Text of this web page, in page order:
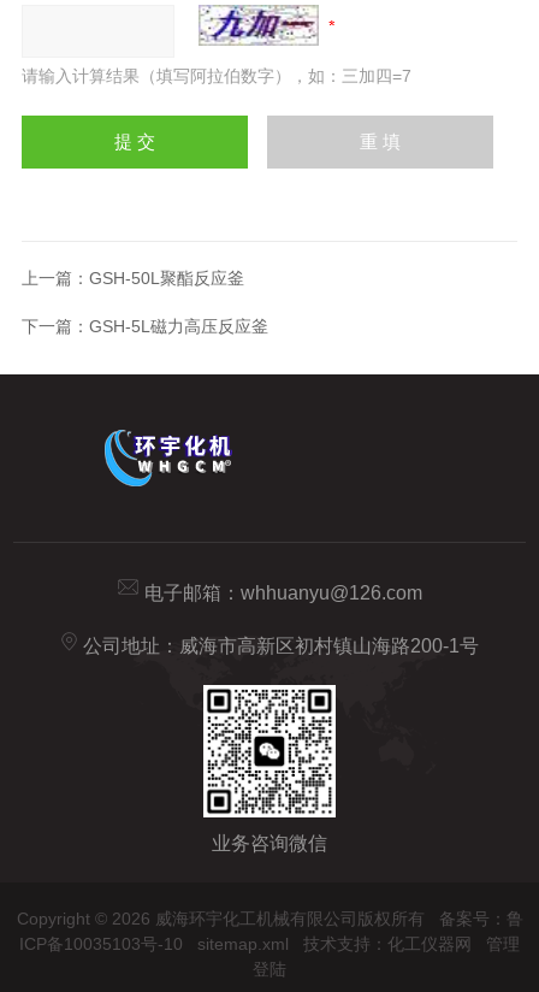
请输入计算结果（填写阿拉伯数字），如：三加四=7
上一篇： GSH-50L聚酯反应釜
下一篇： GSH-5L磁力高压反应釜
电子邮箱： whhuanyu@126.com
公司地址：威海市高新区初村镇山海路200-1号
业务咨询微信
Copyright © 2026 威海环宇化工机械有限公司版权所有 备案号：鲁
ICP备10035103号-10
sitemap.xml 技术支持： 化工仪器网
管理
登陆